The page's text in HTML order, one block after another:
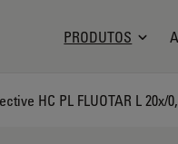
Logo
PRODUTOS
HC PL FLUOTAR L 20x/